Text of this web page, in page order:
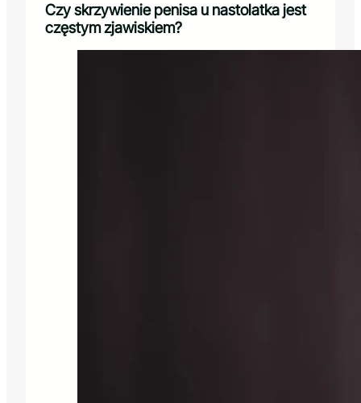
Czy skrzywienie penisa u nastolatka jest
częstym zjawiskiem?